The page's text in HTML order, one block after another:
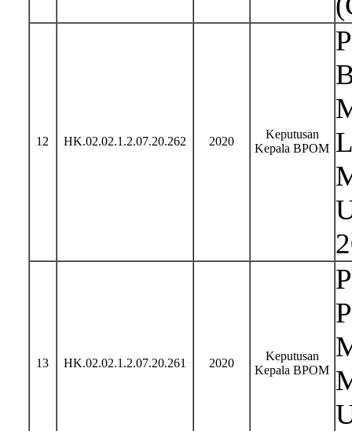
12 HK.02.02.1.2.07.20.262 2020
Keputusan
Kepala BPOM
13 HK.02.02.1.2.07.20.261 2020
Keputusan
Kepala BPOM